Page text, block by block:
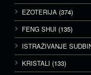
EZOTERIJA (374)
FENG SHUI (135)
ISTRAŽIVANJE
KRISTALI (133)